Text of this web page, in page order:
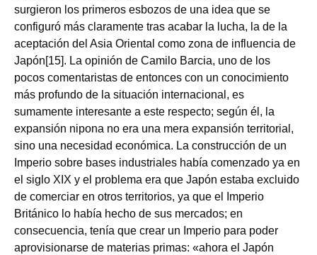
surgieron los primeros esbozos de una idea que se
configuró más claramente tras acabar la lucha, la de la
aceptación del Asia Oriental como zona de influencia de
Japón[15]. La opinión de Camilo Barcia, uno de los
pocos comentaristas de entonces con un conocimiento
más profundo de la situación internacional, es
sumamente interesante a este respecto; según él, la
expansión nipona no era una mera expansión territorial,
sino una necesidad económica. La construcción de un
Imperio sobre bases industriales había comenzado ya en
el siglo XIX y el problema era que Japón estaba excluido
de comerciar en otros territorios, ya que el Imperio
Británico lo había hecho de sus mercados; en
consecuencia, tenía que crear un Imperio para poder
aprovisionarse de materias primas: «ahora el Japón